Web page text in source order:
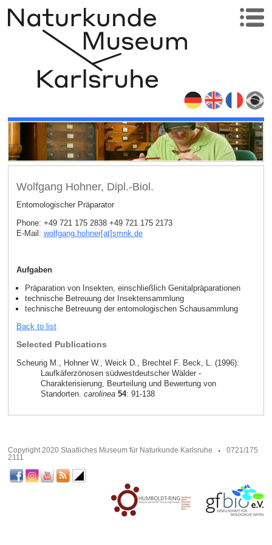
Wolfgang Hohner, Dipl.-Biol.
Entomologischer Präparator
Phone: +49 721 175 2838 +49 721 175 2173
E-Mail: wolfgang.hohner[at]smnk.de
Aufgaben
Präparation von Insekten, einschließlich Genitalpräparationen
technische Betreuung der Insektensammlung
technische Betreuung der entomologischen Schausammlung
Back to list
Selected Publications
Scheurig M., Hohner W., Weick D., Brechtel F. Beck, L. (1996):
Laufkäferzönosen südwestdeutscher Wälder -
Charakterisierung, Beurteilung und Bewertung von
Standorten. carolinea 54: 91-138
Copyright 2020 Staatliches Museum für Naturkunde Karlsruhe
0721/175
2111